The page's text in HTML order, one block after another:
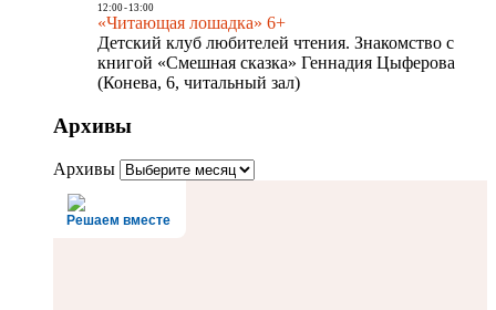
12:00- 13:00
«Читающая лошадка» 6+
Детский клуб любителей чтения. Знакомство с
книгой «Смешная сказка» Геннадия Цыферова
(Конева, 6, читальный зал)
Архивы
Архивы
Решаем вместе